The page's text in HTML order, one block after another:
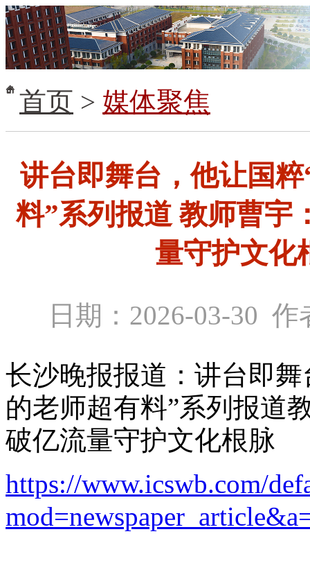
首页 > 媒体聚焦
讲台即舞台，他让国
料”系列报道 教师曹宇
量守护文化
日期：2026-03-30
长沙晚报报道：讲台即
的老师超有料”系列报道
破亿流量守护文化根脉
https://www.icswb.com/